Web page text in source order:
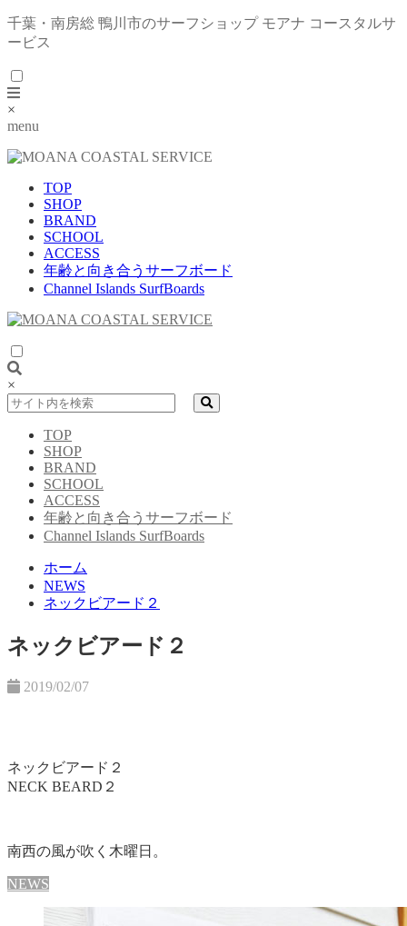
千葉・南房総 鴨川市のサーフショップ モアナ コースタルサ
ービス
×
menu
TOP
SHOP
BRAND
SCHOOL
ACCESS
年齢と向き合うサーフボード
Channel Islands SurfBoards
×
TOP
SHOP
BRAND
SCHOOL
ACCESS
年齢と向き合うサーフボード
Channel Islands SurfBoards
ホーム
NEWS
ネックビアード２
ネックビアード２
2019/02/07
ネックビアード２
NECK BEARD２
南西の風が吹く木曜日。
NEWS